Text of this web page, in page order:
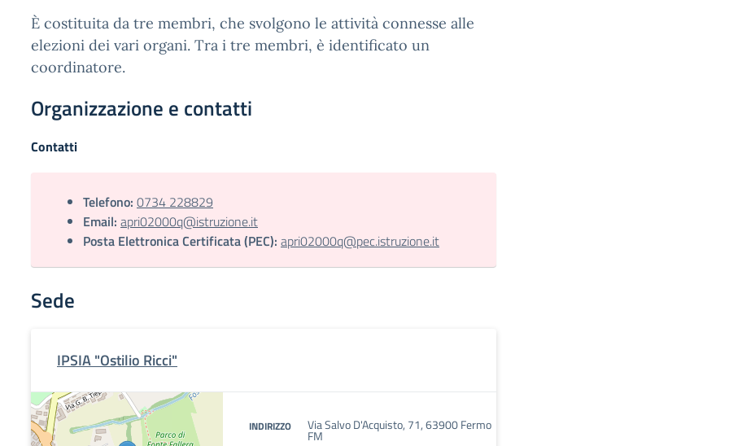
È costituita da tre membri, che svolgono le attività connesse alle
elezioni dei vari organi. Tra i tre membri, è identificato un
coordinatore.
Organizzazione e contatti
Contatti
Telefono: 0734 228829
Email: apri02000q@istruzione.it
Posta Elettronica Certificata (PEC): apri02000q@pec.istruzione.it
Sede
IPSIA "Ostilio Ricci"
INDIRIZZO Via Salvo D'Acquisto, 71, 63900 Fermo
FM